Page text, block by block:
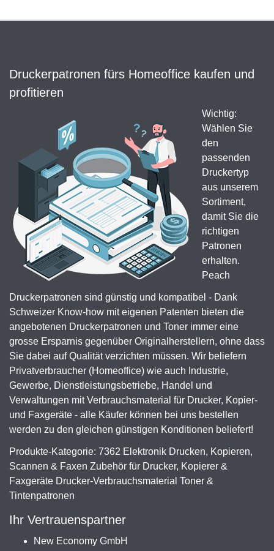
Druckerpatronen fürs Homeoffice kaufen und
profitieren
Wichtig:
Wählen Sie
den
passenden
Druckertyp
aus unserem
Sortiment,
damit Sie die
richtigen
Patronen
erhalten.
Peach
Druckerpatronen sind günstig und kompatibel - Dank
Schweizer Know-how mit eigenen Patenten bieten die
angebotenen Druckerpatronen und Toner immer eine
grosse Ersparnis gegenüber Originalherstellern, ohne dass
Sie dabei auf Qualität verzichten müssen. Wir beliefern
Privatverbraucher (Homeoffice) wie auch Industrie,
Gewerbe, Dienstleistungsbetriebe, Handel und
Verwaltungen mit Verbrauchsmaterial für Drucker, Kopier-
und Faxgeräte - alle Käufer können bei uns bestellen
werden zu den gleichen günstigen Konditionen beliefert!
Produkte-Kategorie: 7362 Elektronik Drucken, Kopieren,
Scannen & Faxen Zubehör für Drucker, Kopierer &
Faxgeräte Drucker-Verbrauchsmaterial Toner &
Tintenpatronen
Ihr Vertrauenspartner
New Economy GmbH